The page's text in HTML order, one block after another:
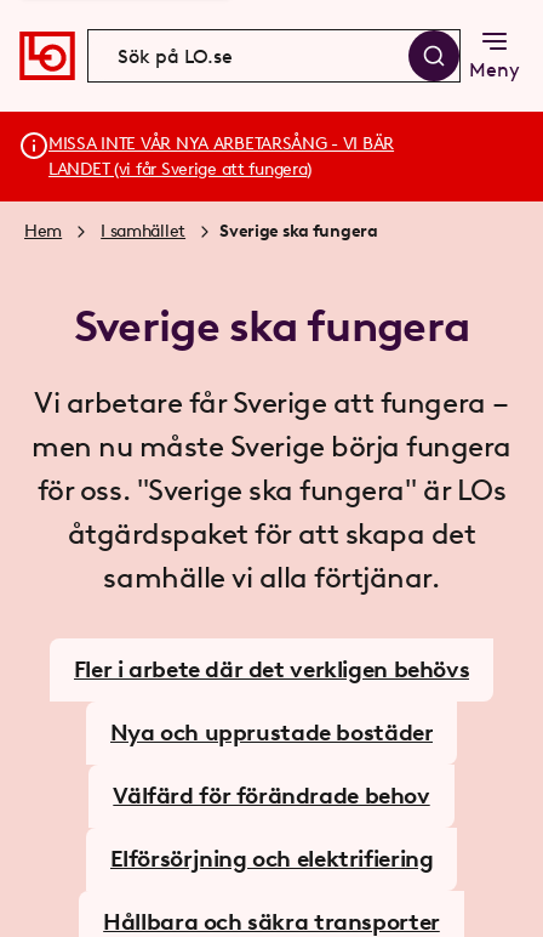
Meny
MISSA INTE VÅR NYA ARBETARSÅNG - VI BÄR
LANDET (vi får Sverige att fungera)
Hem I samhället Sverige ska fungera
Sverige ska fungera
Vi arbetare får Sverige att fungera –
men nu måste Sverige börja fungera
för oss. "Sverige ska fungera" är LOs
åtgärdspaket för att skapa det
samhälle vi alla förtjänar.­
Fler i arbete där det verkligen behövs
Nya och upprustade bostäder
Välfärd för förändrade behov
Elförsörjning och elektrifiering
Hållbara och säkra transporter